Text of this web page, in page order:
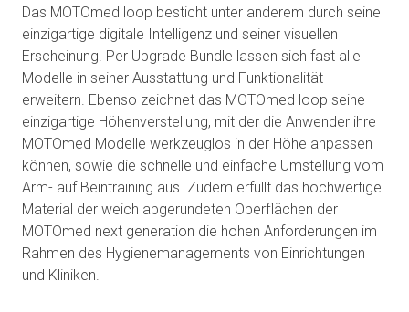
Das MOTOmed loop besticht unter anderem durch seine
einzigartige digitale Intelligenz und seiner visuellen
Erscheinung. Per Upgrade Bundle lassen sich fast alle
Modelle in seiner Ausstattung und Funktionalität
erweitern. Ebenso zeichnet das MOTOmed loop seine
einzigartige Höhenverstellung, mit der die Anwender ihre
MOTOmed Modelle werkzeuglos in der Höhe anpassen
können, sowie die schnelle und einfache Umstellung vom
Arm- auf Beintraining aus. Zudem erfüllt das hochwertige
Material der weich abgerundeten Oberflächen der
MOTOmed next generation die hohen Anforderungen im
Rahmen des Hygienemanagements von Einrichtungen
und Kliniken.